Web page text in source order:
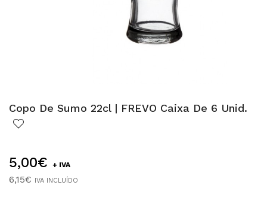
Copo De Sumo 22cl | FREVO Caixa De 6 Unid.
5,00€ + IVA
6,15€ IVA INCLUÍDO